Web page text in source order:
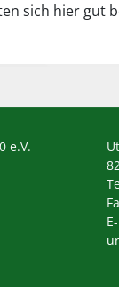
sich hier gut
e.V.